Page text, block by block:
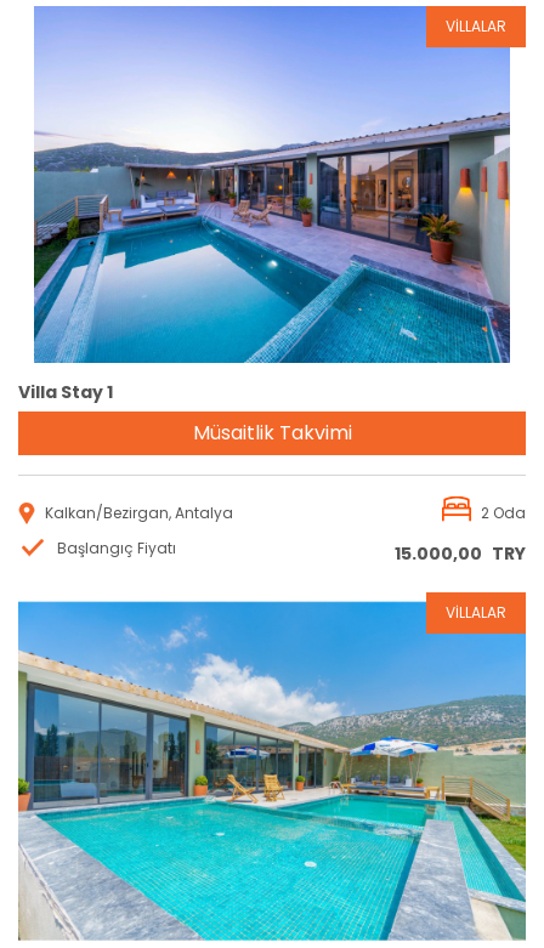
Rezervasyon
VİLLALAR
Villa Stay 1
Müsaitlik Takvimi
Kalkan/Bezirgan, Antalya
2 Oda
Başlangıç Fiyatı
15.000,00 TRY
Rezervasyon
VİLLALAR